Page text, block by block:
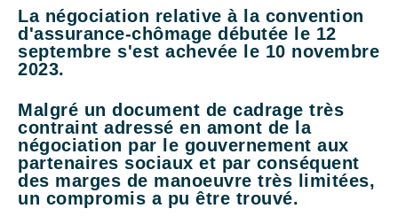
La négociation relative à la convention
d'assurance-chômage débutée le 12
septembre s'est achevée le 10 novembre
2023.
Malgré un document de cadrage très
contraint adressé en amont de la
négociation par le gouvernement aux
partenaires sociaux et par conséquent
des marges de manoeuvre très limitées,
un compromis a pu être trouvé.